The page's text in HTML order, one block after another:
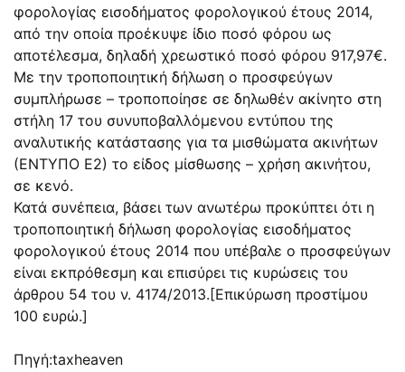
φορολογίας εισοδήματος φορολογικού έτους 2014,
από την οποία προέκυψε ίδιο ποσό φόρου ως
αποτέλεσμα, δηλαδή χρεωστικό ποσό φόρου 917,97€.
Με την τροποποιητική δήλωση ο προσφεύγων
συμπλήρωσε – τροποποίησε σε δηλωθέν ακίνητο στη
στήλη 17 του συνυποβαλλόμενου εντύπου της
αναλυτικής κατάστασης για τα μισθώματα ακινήτων
(ΕΝΤΥΠΟ Ε2) το είδος μίσθωσης – χρήση ακινήτου,
σε κενό.
Κατά συνέπεια, βάσει των ανωτέρω προκύπτει ότι η
τροποποιητική δήλωση φορολογίας εισοδήματος
φορολογικού έτους 2014 που υπέβαλε ο προσφεύγων
είναι εκπρόθεσμη και επισύρει τις κυρώσεις του
άρθρου 54 του ν. 4174/2013.[Επικύρωση προστίμου
100 ευρώ.]
Πηγή:taxheaven